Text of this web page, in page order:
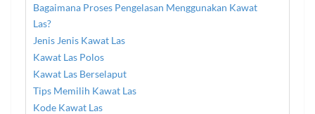
Bagaimana Proses Pengelasan Menggunakan Kawat
Las?
Jenis Jenis Kawat Las
Kawat Las Polos
Kawat Las Berselaput
Tips Memilih Kawat Las
Kode Kawat Las